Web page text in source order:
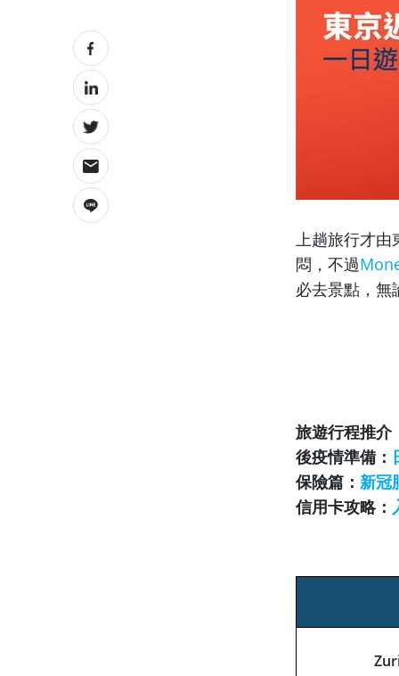
上趟旅行才由
悶，不過
必去景點，無
旅遊行程推介
後疫情準備：
保險篇： 新冠
信用卡攻略：